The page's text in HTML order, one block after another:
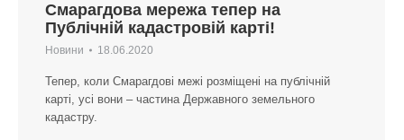
Смарагдова мережа тепер на
Публічній кадастровій карті!
Новини 18.06.2020
Тепер, коли Смарагдові межі розміщені на публічній
карті, усі вони – частина Державного земельного
кадастру.